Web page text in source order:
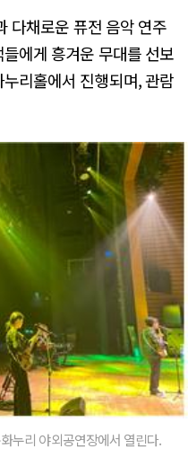
다채로운 퓨전 음악 연주
에게 흥겨운 무대를 선보
리홀에서 진행되며, 관람
누리 야외공연장에서 열린다.